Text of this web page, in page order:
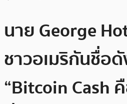
นาย George
ชาวอเมริกันชื่อ
“Bitcoin Cash